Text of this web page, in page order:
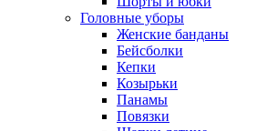
Головные уборы
Женские банданы
Бейсболки
Кепки
Козырьки
Панамы
Повязки